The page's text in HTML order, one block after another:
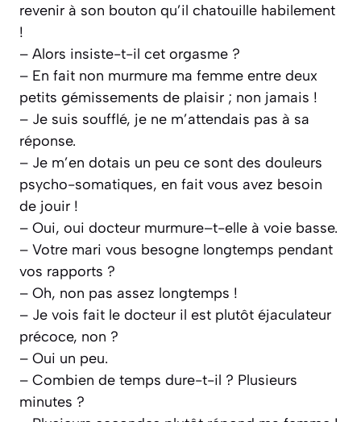
revenir à son bouton qu’il chatouille habilement
!
– Alors insiste-t-il cet orgasme ?
– En fait non murmure ma femme entre deux
petits gémissements de plaisir ; non jamais !
– Je suis soufflé, je ne m’attendais pas à sa
réponse.
– Je m’en dotais un peu ce sont des douleurs
psycho-somatiques, en fait vous avez besoin
de jouir !
– Oui, oui docteur murmure–t-elle à voie basse.
– Votre mari vous besogne longtemps pendant
vos rapports ?
– Oh, non pas assez longtemps !
– Je vois fait le docteur il est plutôt éjaculateur
précoce, non ?
– Oui un peu.
– Combien de temps dure-t-il ? Plusieurs
minutes ?